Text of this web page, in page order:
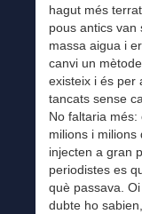
hagut més
pous antics
massa aigua i
canvi un
existeix i és per
tancats sense
No faltaria més:
milions i milions
injecten a gran
periodistes es
què passava.
dubte ho